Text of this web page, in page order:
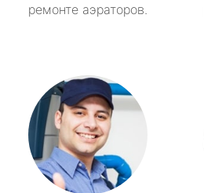
ремонте аэраторов.